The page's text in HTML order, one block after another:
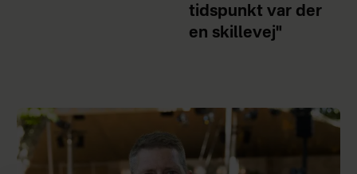
tidspunkt var der
en skillevej"